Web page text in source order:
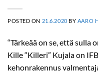
POSTED ON 21.6.2020 BY AARO
“Tärkeää on se, että sulla
Kille “Killeri” Kujala on
kehonrakennus